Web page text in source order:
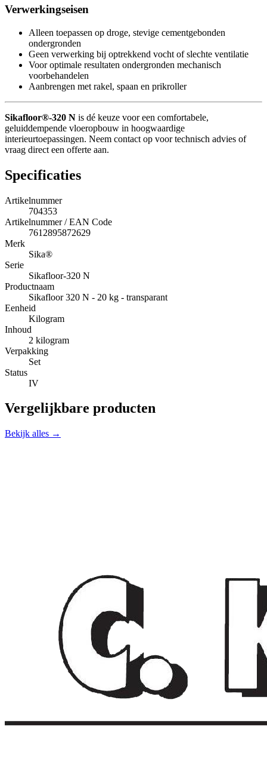
Verwerkingseisen
Alleen toepassen op droge, stevige cementgebonden
ondergronden
Geen verwerking bij optrekkend vocht of slechte ventilatie
Voor optimale resultaten ondergronden mechanisch
voorbehandelen
Aanbrengen met rakel, spaan en prikroller
Sikafloor®-320 N is dé keuze voor een comfortabele,
geluiddempende vloeropbouw in hoogwaardige
interieurtoepassingen. Neem contact op voor technisch advies of
vraag direct een offerte aan.
Specificaties
Artikelnummer
704353
Artikelnummer / EAN Code
7612895872629
Merk
Sika®
Serie
Sikafloor-320 N
Productnaam
Sikafloor 320 N - 20 kg - transparant
Eenheid
Kilogram
Inhoud
2 kilogram
Verpakking
Set
Status
IV
Vergelijkbare producten
Bekijk alles →